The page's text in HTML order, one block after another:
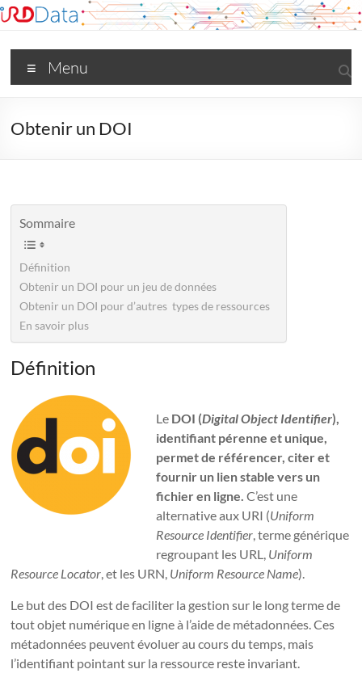
Aller
au
Menu
Obtenir un DOI
Sommaire
Définition
Obtenir un DOI pour un jeu de données
Obtenir un DOI pour d’autres types de ressources
En savoir plus
Définition
Le DOI (Digital Object Identifier),
identifiant pérenne et unique,
permet de référencer, citer et
fournir un lien stable vers un
fichier en ligne.C’est une
alternative aux URI (Uniform
Resource Identifier, terme générique
regroupant les URL, Uniform
Resource Locator, et les URN, Uniform Resource Name).
Le but des DOI est de faciliter la gestion sur le long terme de
tout objet numérique en ligne à l’aide de métadonnées. Ces
métadonnées peuvent évoluer au cours du temps, mais
l’identifiant pointant sur la ressource reste invariant.